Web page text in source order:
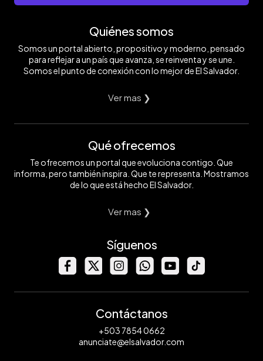
Quiénes somos
Somos un portal abierto, propositivo y moderno, pensado
para reflejar a un país que avanza, se reinventa y se une.
Somos el punto de conexión con lo mejor de El Salvador.
Ver mas ❯
Qué ofrecemos
Te ofrecemos un portal que evoluciona contigo. Que
informa, pero también inspira. Que te representa. Mostramos
de lo que está hecho El Salvador.
Ver mas ❯
Síguenos
Contáctanos
+503 7854 0662
anunciate@elsalvador.com